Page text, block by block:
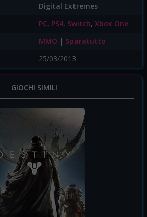
Digital Extremes
PC, PS4, Switch, Xbox One
MMO | Sparatutto
25/03/2013
GIOCHI SIMILI